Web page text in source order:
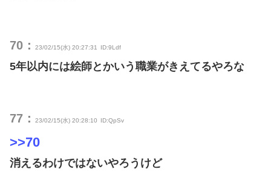
70： 23/02/15(水) 20:27:31 ID:9Ldf
5年以内には絵師とかいう職業がきえてるやろな
77： 23/02/15(水) 20:28:10 ID:QpSv
>>70
消えるわけではないやろうけど